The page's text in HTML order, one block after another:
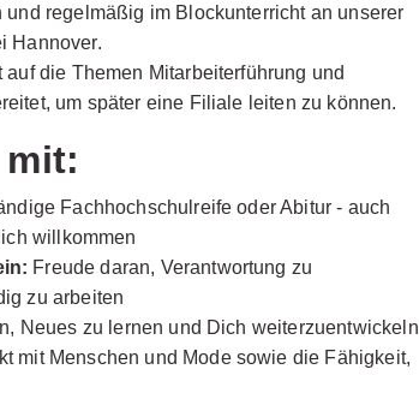
regelmäßig im Blockunterricht an unserer
Hannover.
auf die Themen Mitarbeiterführung und
um später eine Filiale leiten zu können.
Fachhochschulreife oder Abitur - auch
willkommen
Freude daran, Verantwortung zu
zu arbeiten
Neues zu lernen und Dich weiterzuentwickeln
mit Menschen und Mode sowie die Fähigkeit,